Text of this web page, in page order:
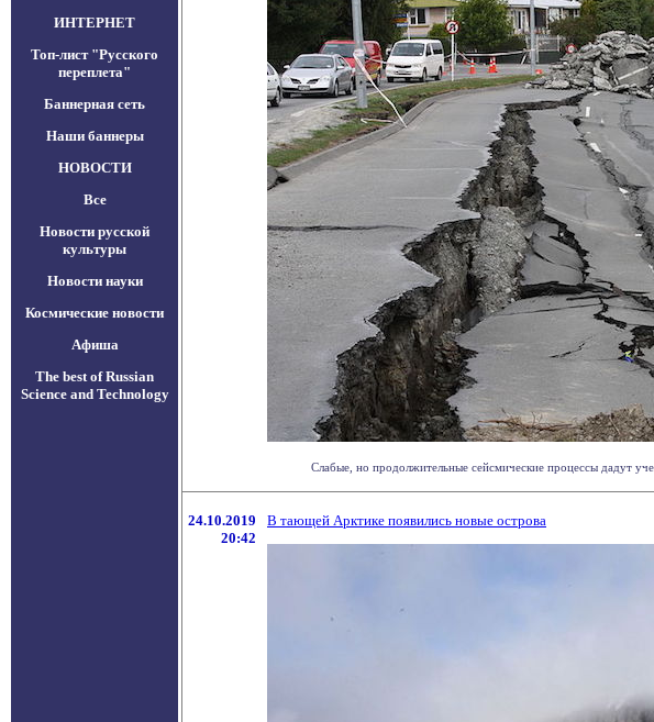
ИНТЕРНЕТ
Топ-лист "Русского
переплета"
Баннерная сеть
Наши баннеры
НОВОСТИ
Все
Новости русской
культуры
Новости науки
Космические новости
Афиша
The best of Russian
Science and Technology
Слабые, но продолжительные сейсмические процессы дадут
24.10.2019
20:42
В тающей Арктике появились новые острова